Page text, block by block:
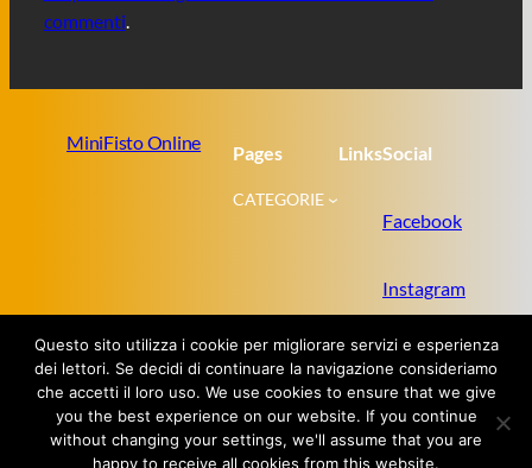
commenti.
MiniFisto Online Pages
CATEGORIE
LinksSocial
Facebook
Instagram
Twitter
Proudly powered by WordPress
Questo sito utilizza i cookie per migliorare servizi e esperienza
dei lettori. Se decidi di continuare la navigazione consideriamo
che accetti il loro uso. We use cookies to ensure that we give
you the best experience on our website. If you continue
without changing your settings, we'll assume that you are
happy to receive all cookies from this website.